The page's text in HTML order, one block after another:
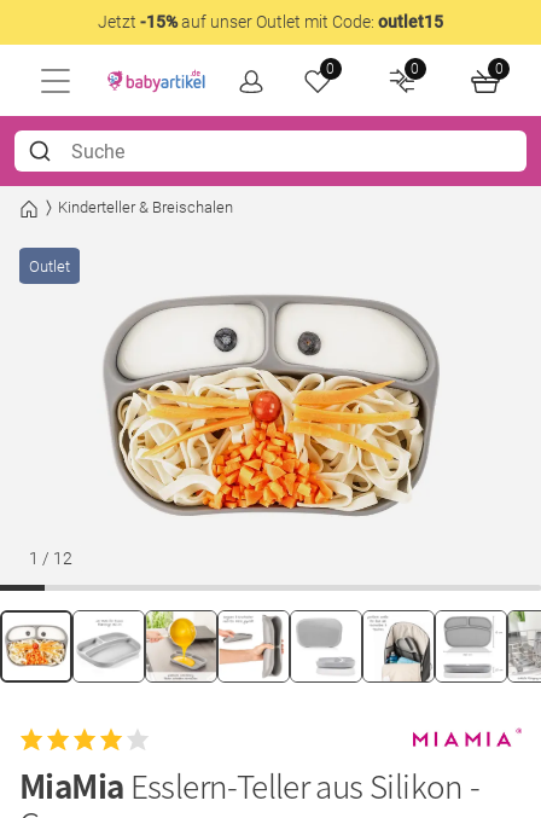
Jetzt -15%auf unser Outlet mit Code: outlet15
0 0 0
Kinderteller & Breischalen
1 / 12
Outlet
MiaMia Esslern-Teller aus Silikon -